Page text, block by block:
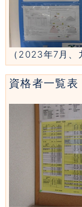
（2023年7月、
資格者一覧表